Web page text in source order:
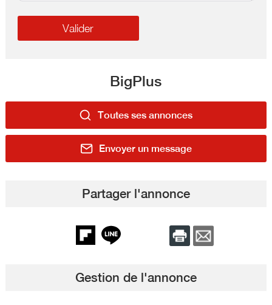
BigPlus
Toutes ses annonces
Envoyer un message
Partager l'annonce
Gestion de l'annonce